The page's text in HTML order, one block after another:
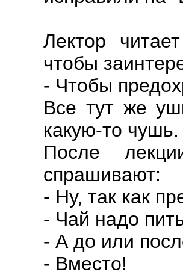
Лектор
чтобы
- Чтобы
Все тут же
какую-то чушь.
После
спрашивают:
- Ну, так как
- Чай надо
- А до или
- Вместо!